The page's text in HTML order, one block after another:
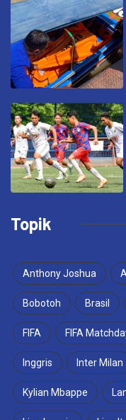
Topik
Anthony Joshua
Bobotoh Brasil
FIFA FIFA
Inggris Inter Milan
Kylian Mbappe